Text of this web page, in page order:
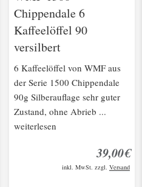
Chippendale 6
Kaffeelöffel 90
versilbert
6 Kaffeelöffel von WMF aus
der Serie 1500 Chippendale
90g Silberauflage sehr guter
Zustand, ohne Abrieb ...
weiterlesen
39,00€
inkl. MwSt. zzgl. Versand